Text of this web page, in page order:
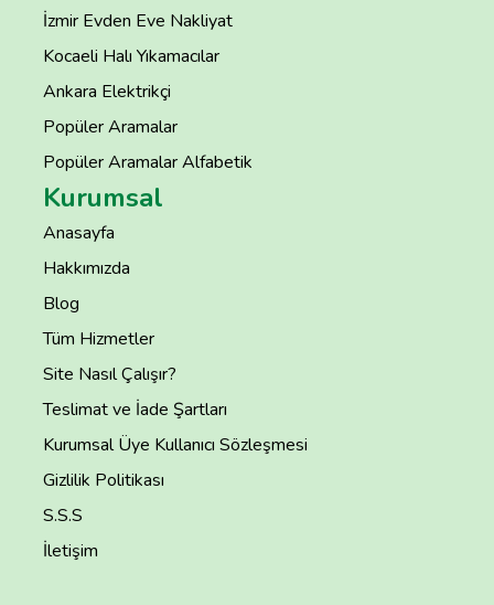
İzmir Evden Eve Nakliyat
Kocaeli Halı Yıkamacılar
Ankara Elektrikçi
Popüler Aramalar
Popüler Aramalar Alfabetik
Kurumsal
Anasayfa
Hakkımızda
Blog
Tüm Hizmetler
Site Nasıl Çalışır?
Teslimat ve İade Şartları
Kurumsal Üye Kullanıcı Sözleşmesi
Gizlilik Politikası
S.S.S
İletişim